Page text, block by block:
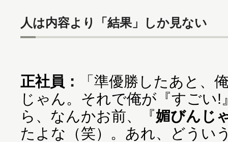
人は内容より「結果」しか見ない
正社員：
「準優勝したあと、
じゃん。それで俺が『すごい
ら、なんかお前、『媚びんじ
たよな（笑）。あれ、どうい